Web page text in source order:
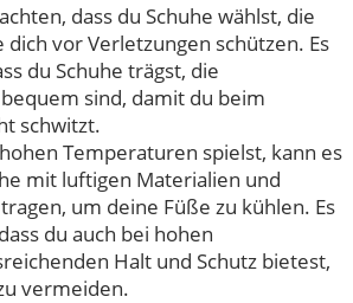
dass du Schuhe wählst, die
dich vor Verletzungen schützen. Es
du Schuhe trägst, die
sind, damit du beim
schwitzt.
Temperaturen spielst, kann es
mit luftigen Materialien und
um deine Füße zu kühlen. Es
du auch bei hohen
Halt und Schutz bietest,
vermeiden.